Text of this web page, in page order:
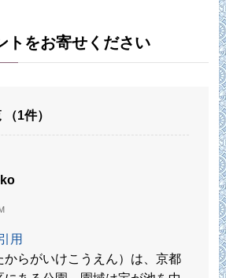
トをお寄せください
（1件）
用
からがいけこうえん）は、京都